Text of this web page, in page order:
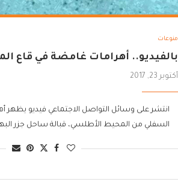
منوعات
بالفيديو.. أهرامات غامضة في قاع
أكتوبر 23, 2017
انتشر على وسائل التواصل الاجتماعي فيديو يظهر
السفلي من المحيط الأطلسي، قبالة ساحل جزر